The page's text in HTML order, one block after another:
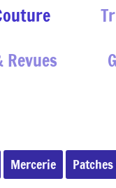
Revues
Mercerie